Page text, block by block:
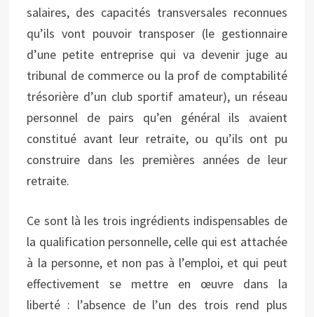
salaires, des capacités transversales reconnues
qu’ils vont pouvoir transposer (le gestionnaire
d’une petite entreprise qui va devenir juge au
tribunal de commerce ou la prof de comptabilité
trésorière d’un club sportif amateur), un réseau
personnel de pairs qu’en général ils avaient
constitué avant leur retraite, ou qu’ils ont pu
construire dans les premières années de leur
retraite.
Ce sont là les trois ingrédients indispensables de
la qualification personnelle, celle qui est attachée
à la personne, et non pas à l’emploi, et qui peut
effectivement se mettre en œuvre dans la
liberté : l’absence de l’un des trois rend plus